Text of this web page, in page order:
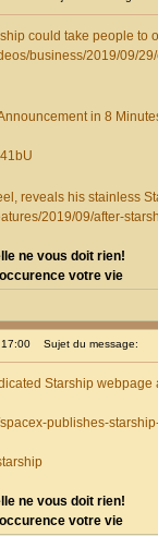
could take people to
business/2019/09/
in 8
reveals his stainless
2019/09/after-
ne vous doit rien!
votre vie
Sujet du message:
Starship webpage
publishes-
ne vous doit rien!
votre vie